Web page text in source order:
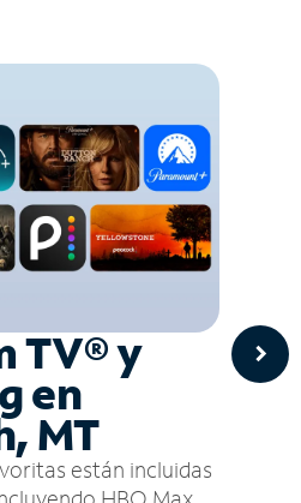
TV® y
en
MT
están incluidas